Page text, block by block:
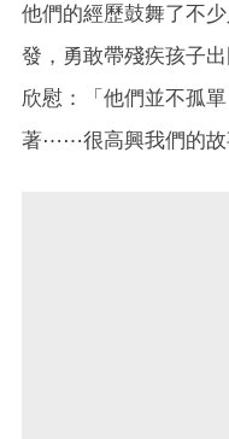
他們的經歷鼓舞了不
發，勇敢帶殘疾孩子
欣慰：「他們並不孤
著⋯⋯很高興我們的故